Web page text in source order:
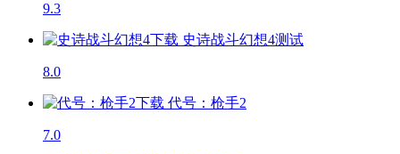
9.3
史诗战斗幻想4测试
8.0
代号：枪手2
7.0